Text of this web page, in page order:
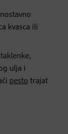
kvasca ili
ulja i
pesto trajat